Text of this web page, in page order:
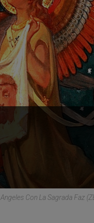
Angeles Con La Sagrada Faz